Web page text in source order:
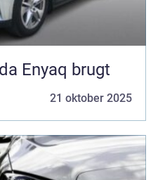
Enyaq brugt
21 oktober 2025